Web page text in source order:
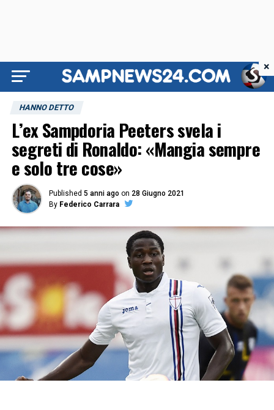
HANNO DETTO
L’ex Sampdoria Peeters svela i
segreti di Ronaldo: «Mangia sempre
e solo tre cose»
Published 5 anni ago on 28 Giugno 2021
By Federico Carrara
×